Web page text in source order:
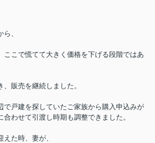
、
ここで慌てて大きく価格を下げる段階ではあ
、販売を継続しました。
で戸建を探していたご家族から購入申込みが
合わせて引渡し時期も調整できました。
た時、妻が、